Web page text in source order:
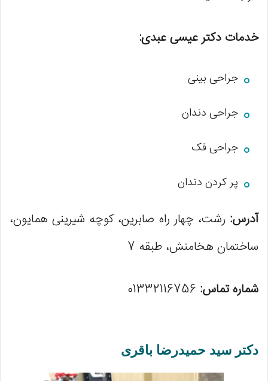
خدمات دکتر عیسی عبدی:
جراحی بینی
جراحی دندان
جراحی فک
پر کردن دندان
آدرس: رشت، چهار راه صابرین، کوچه شیرینی همایون،
ساختمان هخامنش، طبقه 7
شماره تماس:
دکتر سید حمیدرضا باقری